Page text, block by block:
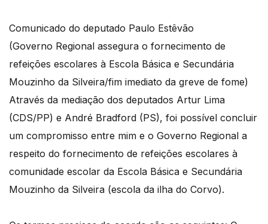
Comunicado do deputado Paulo Estêvão
(Governo Regional assegura o fornecimento de
refeições escolares à Escola Básica e Secundária
Mouzinho da Silveira/fim imediato da greve de fome)
Através da mediação dos deputados Artur Lima
(CDS/PP) e André Bradford (PS), foi possível concluir
um compromisso entre mim e o Governo Regional a
respeito do fornecimento de refeições escolares à
comunidade escolar da Escola Básica e Secundária
Mouzinho da Silveira (escola da ilha do Corvo).